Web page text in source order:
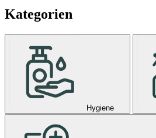
Kategorien
Hygiene